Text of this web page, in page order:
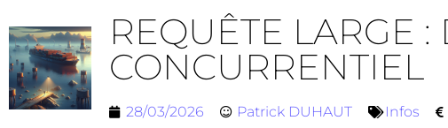
REQUÊTE LARGE :
CONCURRENTIEL
28/03/2026 Patrick DUHAUT Infos